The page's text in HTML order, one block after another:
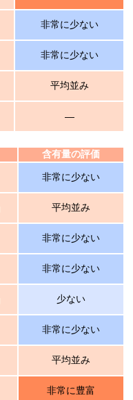
非常に少ない
非常に少ない
平均並み
―
含有量の評価
非常に少ない
平均並み
非常に少ない
非常に少ない
少ない
非常に少ない
平均並み
非常に豊富